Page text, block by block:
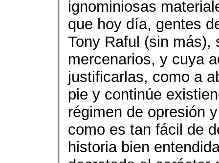
ignominiosas
que hoy día, gentes
Tony Raful (sin más),
mercenarios, y cuya
justificarlas, como a
pie y continúe
régimen de opresión
como es tan fácil de
historia bien